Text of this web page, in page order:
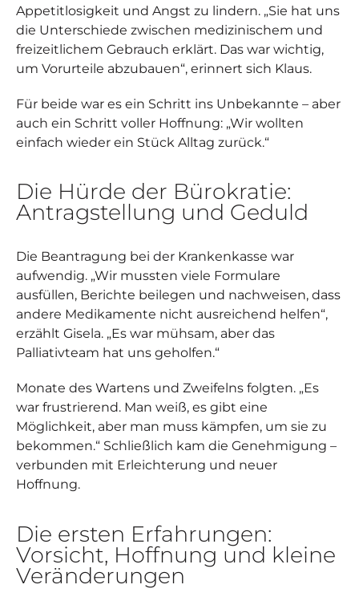
Appetitlosigkeit und Angst zu lindern. „Sie hat uns
die Unterschiede zwischen medizinischem und
freizeitlichem Gebrauch erklärt. Das war wichtig,
um Vorurteile abzubauen“, erinnert sich Klaus.
Für beide war es ein Schritt ins Unbekannte – aber
auch ein Schritt voller Hoffnung: „Wir wollten
einfach wieder ein Stück Alltag zurück.“
Die Hürde der Bürokratie:
Antragstellung und Geduld
Die Beantragung bei der Krankenkasse war
aufwendig. „Wir mussten viele Formulare
ausfüllen, Berichte beilegen und nachweisen, dass
andere Medikamente nicht ausreichend helfen“,
erzählt Gisela. „Es war mühsam, aber das
Palliativteam hat uns geholfen.“
Monate des Wartens und Zweifelns folgten. „Es
war frustrierend. Man weiß, es gibt eine
Möglichkeit, aber man muss kämpfen, um sie zu
bekommen.“ Schließlich kam die Genehmigung –
verbunden mit Erleichterung und neuer
Hoffnung.
Die ersten Erfahrungen:
Vorsicht, Hoffnung und kleine
Veränderungen